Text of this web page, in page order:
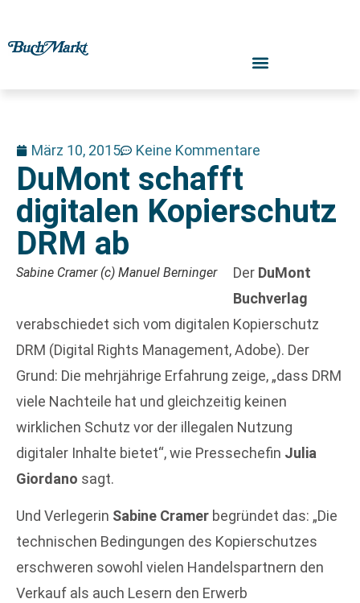
März 10, 2015 Keine Kommentare
DuMont schafft
digitalen Kopierschutz
DRM ab
Sabine Cramer (c) Manuel Berninger Der DuMont
Buchverlag
verabschiedet sich vom digitalen Kopierschutz
DRM (Digital Rights Management, Adobe). Der
Grund: Die mehrjährige Erfahrung zeige, „dass DRM
viele Nachteile hat und gleichzeitig keinen
wirklichen Schutz vor der illegalen Nutzung
digitaler Inhalte bietet“, wie Pressechefin Julia
Giordano sagt.
Und Verlegerin Sabine Cramer begründet das: „Die
technischen Bedingungen des Kopierschutzes
erschweren sowohl vielen Handelspartnern den
Verkauf als auch Lesern den Erwerb